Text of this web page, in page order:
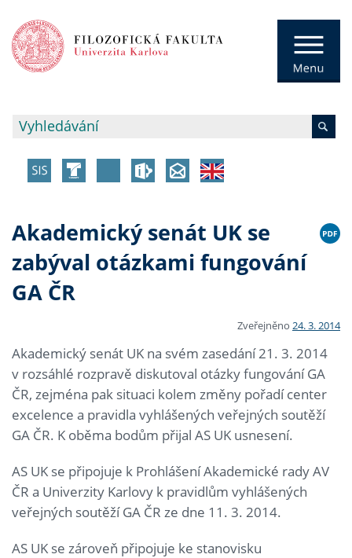
Akademický senát UK se
zabýval otázkami fungování
GA ČR
Zveřejněno 24. 3. 2014
Akademický senát UK na svém zasedání 21. 3. 2014
v rozsáhlé rozpravě diskutoval otázky fungování GA
ČR, zejména pak situaci kolem změny pořadí center
excelence a pravidla vyhlášených veřejných soutěží
GA ČR. K oběma bodům přijal AS UK usnesení.
AS UK se připojuje k Prohlášení Akademické rady AV
ČR a Univerzity Karlovy k pravidlům vyhlášených
veřejných soutěží GA ČR ze dne 11. 3. 2014.
AS UK se zároveň připojuje ke stanovisku